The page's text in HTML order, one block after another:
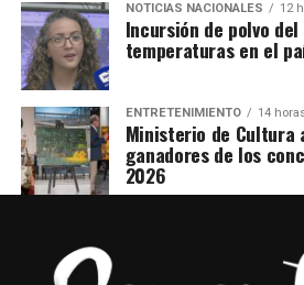
NOTICIAS NACIONALES 12
Incursión de polvo
temperaturas en el
ENTRETENIMIENTO 14
Ministerio de Cultura
ganadores de los
2026